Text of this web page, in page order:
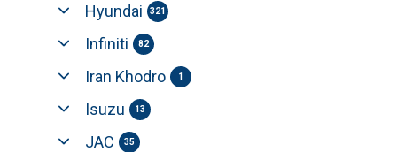
Hyundai 321
Infiniti 82
Iran Khodro 1
Isuzu 13
JAC 35